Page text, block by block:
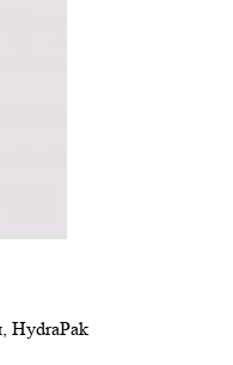
HydraPak